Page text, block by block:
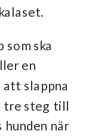
som ska
en
att slappna
tre steg till
när